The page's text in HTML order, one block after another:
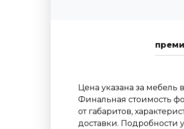
Цена указана за
Финальная стоимость
от габаритов,
доставки. Подробности